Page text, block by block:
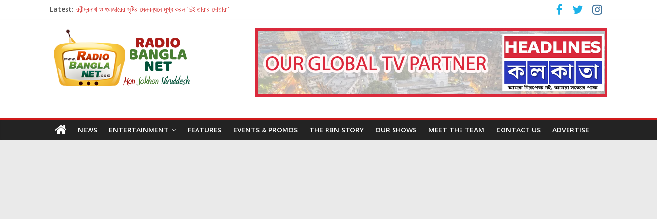
Latest: রবীন্দ্রনাথ ও গুলজারের সৃষ্টির মেলবন্ধনে মুগ্ধ করল ‘দুই তারার দোতারা’
Retribution: A Thought-Provoking Short Film That Challenges Our Understanding of Justice
হাওয়া বদলের টলিউডে ‘তুমি এলে তাই’
NEWS ENTERTAINMENT FEATURES EVENTS & PROMOS THE RBN STORY OUR SHOWS MEET THE TEAM CONTACT US ADVERTISE